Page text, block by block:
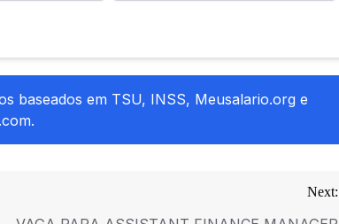
baseados em TSU, INSS, Meusalario.org e
Next: